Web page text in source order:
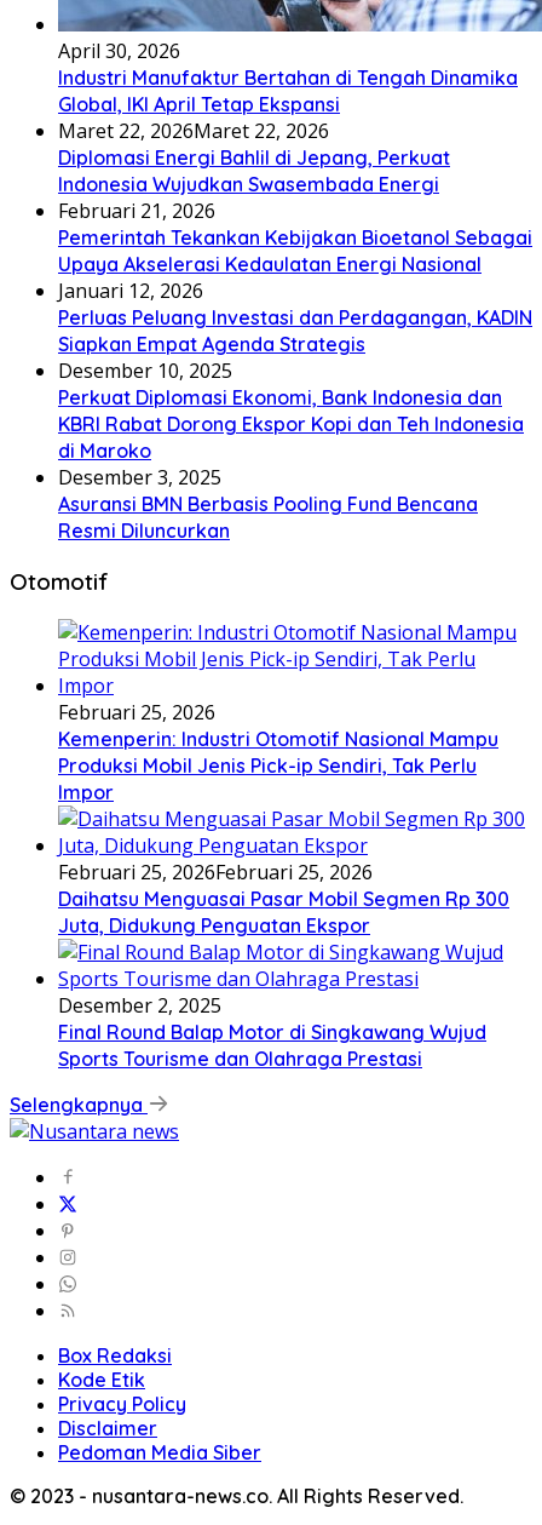
April 30, 2026
Industri Manufaktur Bertahan di Tengah Dinamika
Global, IKI April Tetap Ekspansi
Maret 22, 2026Maret 22, 2026
Diplomasi Energi Bahlil di Jepang, Perkuat
Indonesia Wujudkan Swasembada Energi
Februari 21, 2026
Pemerintah Tekankan Kebijakan Bioetanol Sebagai
Upaya Akselerasi Kedaulatan Energi Nasional
Januari 12, 2026
Perluas Peluang Investasi dan Perdagangan, KADIN
Siapkan Empat Agenda Strategis
Desember 10, 2025
Perkuat Diplomasi Ekonomi, Bank Indonesia dan
KBRI Rabat Dorong Ekspor Kopi dan Teh Indonesia
di Maroko
Desember 3, 2025
Asuransi BMN Berbasis Pooling Fund Bencana
Resmi Diluncurkan
Otomotif
Februari 25, 2026
Kemenperin: Industri Otomotif Nasional Mampu
Produksi Mobil Jenis Pick-ip Sendiri, Tak Perlu
Impor
Februari 25, 2026Februari 25, 2026
Daihatsu Menguasai Pasar Mobil Segmen Rp 300
Juta, Didukung Penguatan Ekspor
Desember 2, 2025
Final Round Balap Motor di Singkawang Wujud
Sports Tourisme dan Olahraga Prestasi
Selengkapnya
Box Redaksi
Kode Etik
Privacy Policy
Disclaimer
Pedoman Media Siber
© 2023 - nusantara-news.co. All Rights Reserved.